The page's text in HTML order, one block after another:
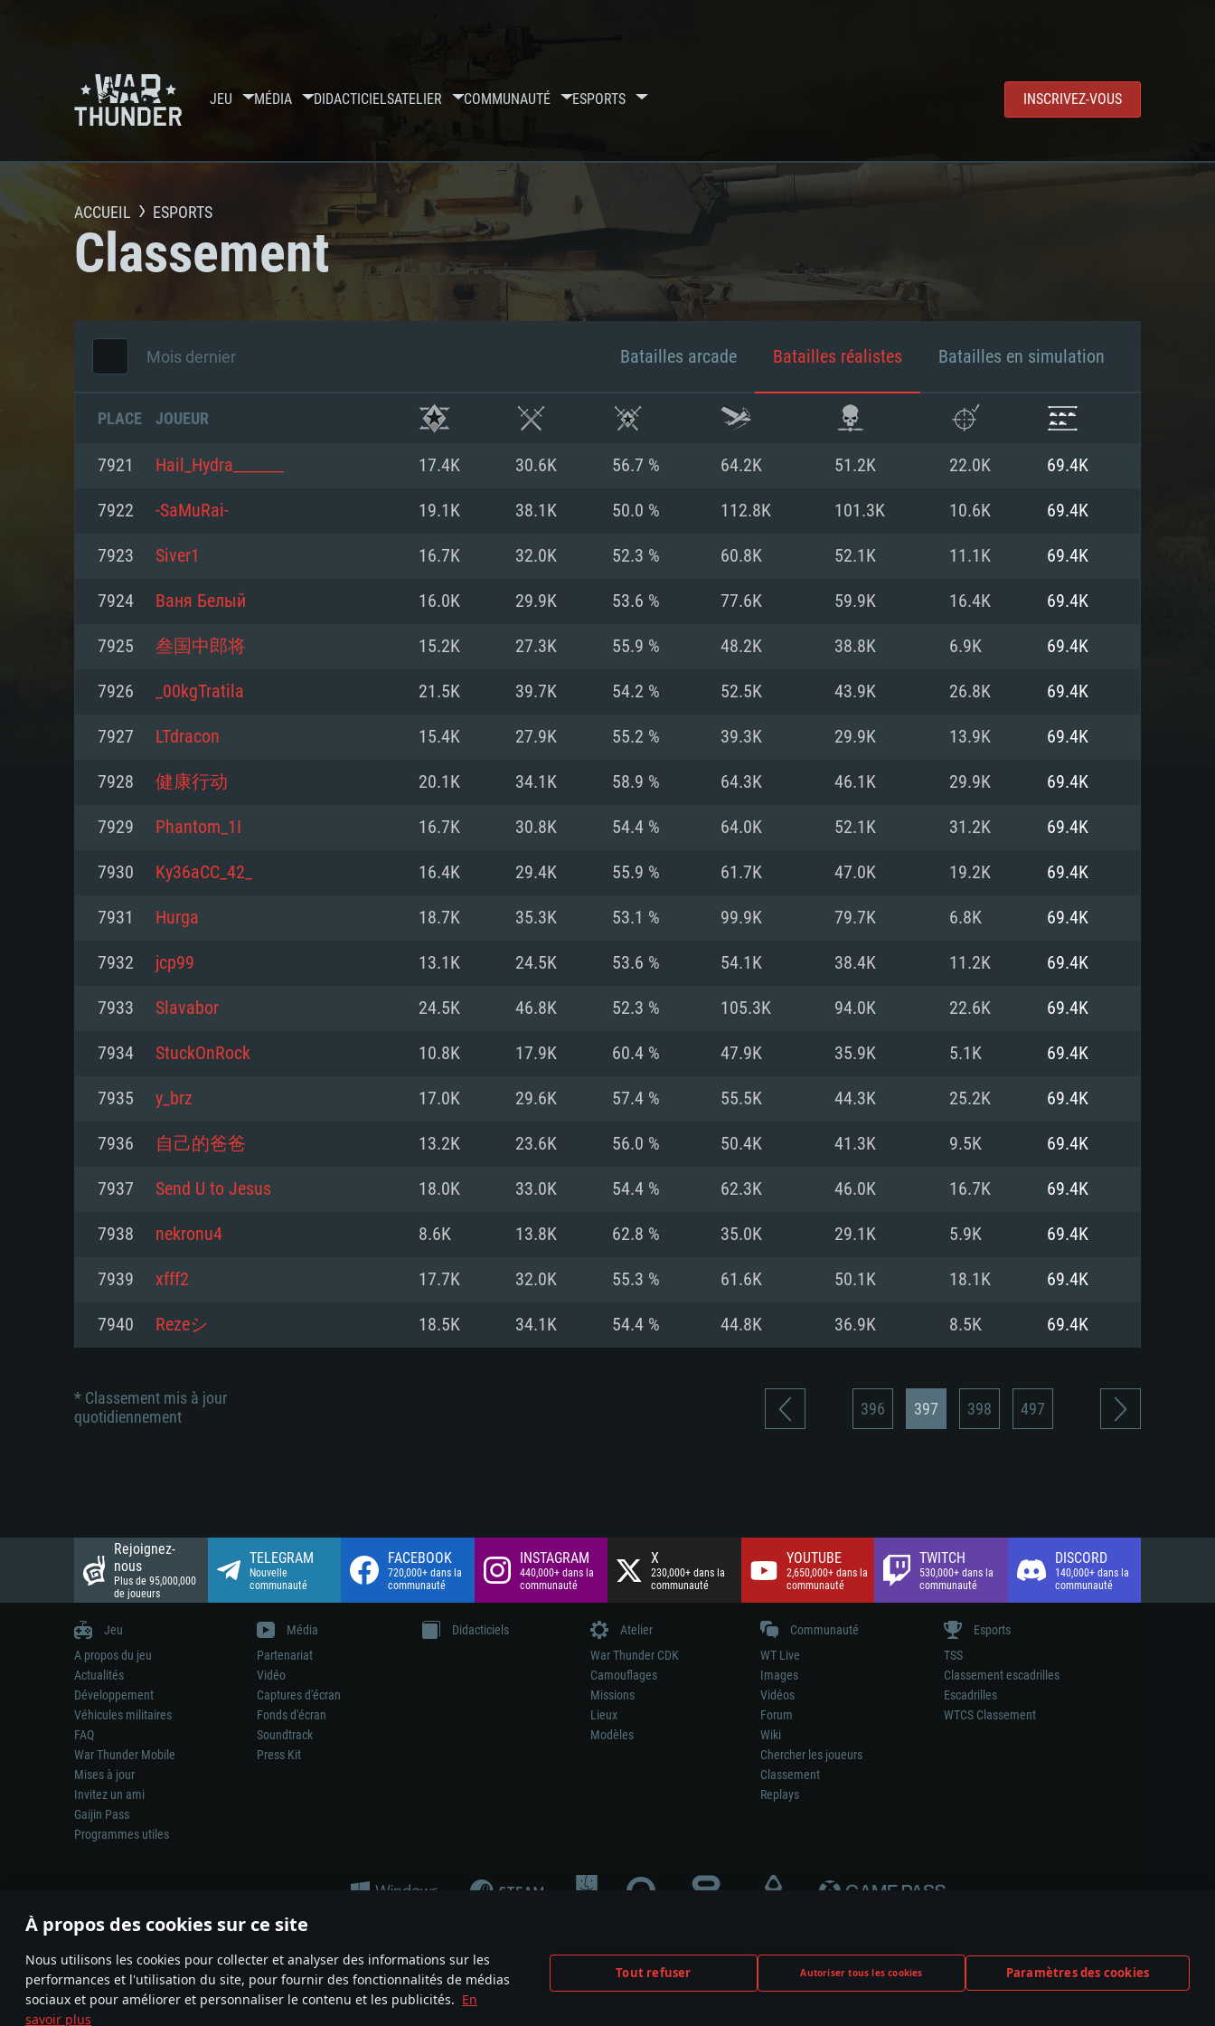
À propos des cookies sur ce site
Nous utilisons les cookies pour collecter et analyser des informations sur les
performances et l'utilisation du site, pour fournir des fonctionnalités de médias
sociaux et pour améliorer et personnaliser le contenu et les publicités. En
savoir plus
Tout refuser Autoriser tous les cookies Paramètres des cookies
JEU MÉDIA DIDACTICIELSATELIER COMMUNAUTÉ ESPORTS INSCRIVEZ-VOUS
CONFIGURATION SYSTÈME REQUISE
Minimum
Mémoire: 4 GB
Carte graphique supportant DirectX 11: AMD
Radeon 77XX / NVIDIA GeForce GTX 660. La
résolution minimale supportée par le jeu est de
Disque dur: 23.1 Go (client minimal)
Recommandée
Carte graphique supportant DirectX 11 ou plus et
drivers: Nvidia GeForce 1060 et plus, Radeon RX
570 et plus.
Connection: Connexion Internet à haut débit
Disque dur: 75.9 Go (client complet)
Minimum
processeurs Intel Xeon ne sont pas supportés)
Mémoire: 6 GB
Carte graphique: Intel Iris Pro 5200 (Mac), ou
analogue AMD/Nvidia. La résolution minimale
Disque dur: 62,2 Go (client minimal)
Recommandée
ne sont pas supportés)
Mémoire: 8 GB
Carte graphique: Radeon Vega II ou plus avec
support de Metal
Connection: Connexion Internet à haut débit
Disque dur: 62,2 Go (client complet)
Minimum
modernes
Processeur: Dual-Core 2.4 GHz
Mémoire: 4 GB
Carte graphique: NVIDIA 660 avec les derniers
drivers (moins de 6 mois) / de même pour AMD
de 720p)
Connection: Connexion Internet à haut débit
Disque dur: 62,2 Go (client minimal)
Recommandée
Carte graphique: NVIDIA 1060 avec les derniers
drivers (moins de 6 mois) / de même pour AMD
(Radeon RX 570) avec les derniers drivers de
Disque dur: 60,2 Go (client complet)
ACCUEIL ESPORTS
Classement
Mois dernier Batailles arcade Batailles réalistes Batailles en simulation
PLACE JOUEUR
7921 Hail_Hydra_______ 17.4K 30.6K 56.7 % 64.2K 51.2K 22.0K 69.4K
7922 -SaMuRai- 19.1K 38.1K 50.0 % 112.8K 101.3K 10.6K 69.4K
7923 Siver1 16.7K 32.0K 52.3 % 60.8K 52.1K 11.1K 69.4K
7924 Ваня Белый 16.0K 29.9K 53.6 % 77.6K 59.9K 16.4K 69.4K
7925 叁国中郎将 15.2K 27.3K 55.9 % 48.2K 38.8K 6.9K 69.4K
7926 _00kgTratila 21.5K 39.7K 54.2 % 52.5K 43.9K 26.8K 69.4K
7927 LTdracon 15.4K 27.9K 55.2 % 39.3K 29.9K 13.9K 69.4K
7928 健康行动 20.1K 34.1K 58.9 % 64.3K 46.1K 29.9K 69.4K
7929 Phantom_1I 16.7K 30.8K 54.4 % 64.0K 52.1K 31.2K 69.4K
7930 Ky36aCC_42_ 16.4K 29.4K 55.9 % 61.7K 47.0K 19.2K 69.4K
7931 Hurga 18.7K 35.3K 53.1 % 99.9K 79.7K 6.8K 69.4K
7932 jcp99 13.1K 24.5K 53.6 % 54.1K 38.4K 11.2K 69.4K
7933 Slavabor 24.5K 46.8K 52.3 % 105.3K 94.0K 22.6K 69.4K
7934 StuckOnRock 10.8K 17.9K 60.4 % 47.9K 35.9K 5.1K 69.4K
7935 y_brz 17.0K 29.6K 57.4 % 55.5K 44.3K 25.2K 69.4K
7936 自己的爸爸 13.2K 23.6K 56.0 % 50.4K 41.3K 9.5K 69.4K
7937 Send U to Jesus 18.0K 33.0K 54.4 % 62.3K 46.0K 16.7K 69.4K
7938 nekronu4 8.6K 13.8K 62.8 % 35.0K 29.1K 5.9K 69.4K
7939 xfff2 17.7K 32.0K 55.3 % 61.6K 50.1K 18.1K 69.4K
7940 Rezeシ 18.5K 34.1K 54.4 % 44.8K 36.9K 8.5K 69.4K
* Classement mis à jour
quotidiennement
396 397 398 497
Rejoignez-
nous
Plus de 95,000,000
de joueurs
TELEGRAM
Nouvelle
communauté
FACEBOOK
720,000+ dans la
communauté
INSTAGRAM
440,000+ dans la
communauté
X
230,000+ dans la
communauté
YOUTUBE
2,650,000+ dans la
communauté
TWITCH
530,000+ dans la
communauté
DISCORD
140,000+ dans la
communauté
Jeu
A propos du jeu
Actualités
Développement
Véhicules militaires
FAQ
War Thunder Mobile
Mises à jour
Invitez un ami
Gaijin Pass
Programmes utiles
Média
Partenariat
Vidéo
Captures d'écran
Fonds d'écran
Soundtrack
Press Kit
Didacticiels
Atelier
War Thunder CDK
Camouflages
Missions
Lieux
Modèles
Communauté
WT Live
Images
Vidéos
Forum
Wiki
Chercher les joueurs
Classement
Replays
Esports
TSS
Classement escadrilles
Escadrilles
WTCS Classement
La représentation d’une arme ou d’un véhicule réel dans ce jeu ne signifie pas la participation au développement du jeu, le sponsoring ou à l’approbation de tout fabricant d’armes ou de véhicule.
© 2011—2026 Gaijin Games Kft. All trademarks, logos and brand names are the property of their respective owners.
Termes et conditions